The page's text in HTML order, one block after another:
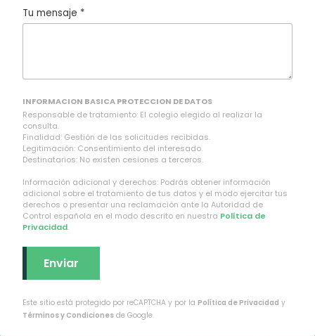
Tu mensaje *
INFORMACION BASICA PROTECCION DE DATOS
Responsable de tratamiento: El colegio elegido al realizar la
consulta.
Finalidad: Gestión de las solicitudes recibidas.
Legitimación: Consentimiento del interesado.
Destinatarios: No existen cesiones a terceros.
Información adicional y derechos: Podrás obtener información
adicional sobre el tratamiento de tus datos y el modo ejercitar tus
derechos o presentar una reclamación ante la Autoridad de
Control española en el modo descrito en nuestra Política de
Privacidad.
Este sitio está protegido por reCAPTCHA y por la Política de Privacidad y
Términos y Condiciones de Google.